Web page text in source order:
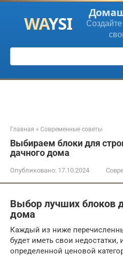
Перейти
контенту
Поиск:
Главная » Современные советы
Выбираем блоки для
дачного дома
Опубликовано: 17.10.2024
Выбор лучших блоков
дома
Каждый из ниже
будет иметь свои недостатки,
определенной ценовой